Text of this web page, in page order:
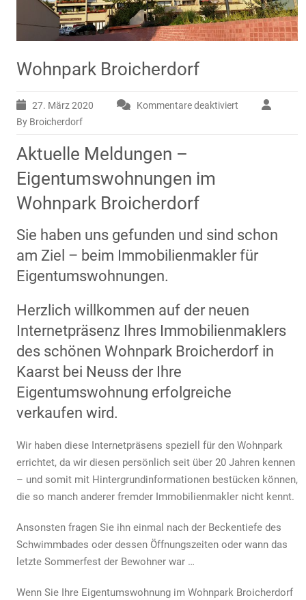
Wohnpark Broicherdorf
27. März 2020 Kommentare deaktiviert
By Broicherdorf
Aktuelle Meldungen –
Eigentumswohnungen im
Wohnpark Broicherdorf
Sie haben uns gefunden und sind schon
am Ziel – beim Immobilienmakler für
Eigentumswohnungen.
Herzlich willkommen auf der neuen
Internetpräsenz Ihres Immobilienmaklers
des schönen Wohnpark Broicherdorf in
Kaarst bei Neuss der Ihre
Eigentumswohnung erfolgreiche
verkaufen wird.
Wir haben diese Internetpräsens speziell für den Wohnpark
errichtet, da wir diesen persönlich seit über 20 Jahren kennen
– und somit mit Hintergrundinformationen bestücken können,
die so manch anderer fremder Immobilienmakler nicht kennt.
Ansonsten fragen Sie ihn einmal nach der Beckentiefe des
Schwimmbades oder dessen Öffnungszeiten oder wann das
letzte Sommerfest der Bewohner war …
Wenn Sie Ihre Eigentumswohnung im Wohnpark Broicherdorf